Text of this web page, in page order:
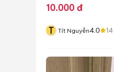
10.000 đ
T Tít Nguyễn4.0 14